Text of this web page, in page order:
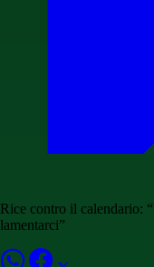
Rice contro il calendario:
lamentarci”